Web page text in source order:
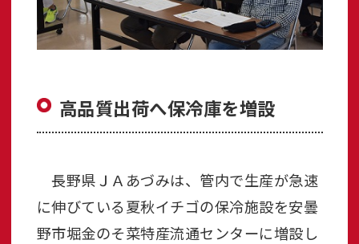
高品質出荷へ保冷庫を増設
長野県ＪＡあづみは、管内で生産が急速
に伸びている夏秋イチゴの保冷施設を安曇
野市堀金のそ菜特産流通センターに増設し